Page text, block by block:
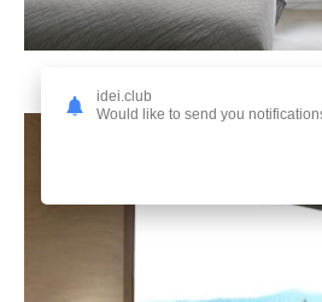
12. Окна в
idei.club
Would like to send you